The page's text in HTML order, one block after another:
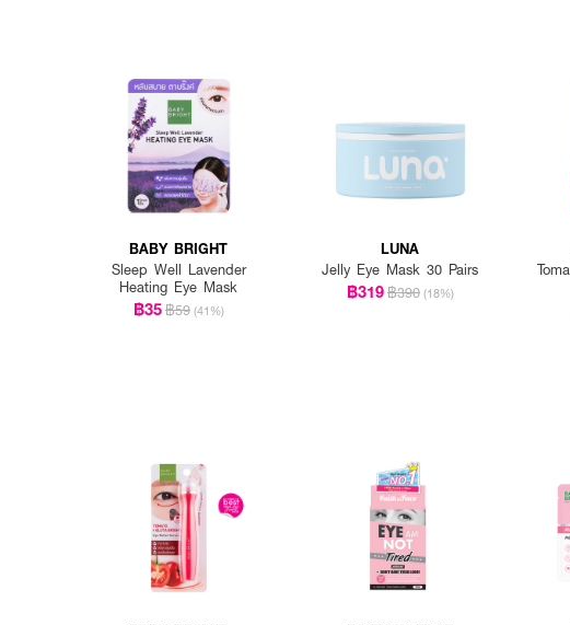
BABY BRIGHT
Sleep Well Lavender
Heating Eye Mask
฿35฿59 (41%)
LUNA
Jelly Eye Mask 30 Pairs
฿319฿390 (18%)